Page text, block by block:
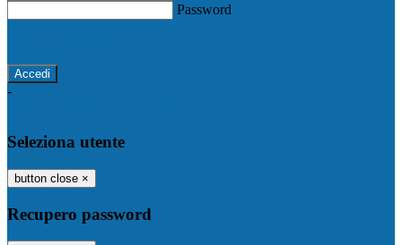
Password
-
Seleziona utente
button close ×
Recupero password